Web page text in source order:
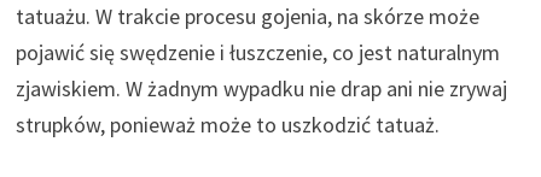
tatuażu. W trakcie procesu gojenia, na skórze może
pojawić się swędzenie i łuszczenie, co jest naturalnym
zjawiskiem. W żadnym wypadku nie drap ani nie zrywaj
strupków, ponieważ może to uszkodzić tatuaż.